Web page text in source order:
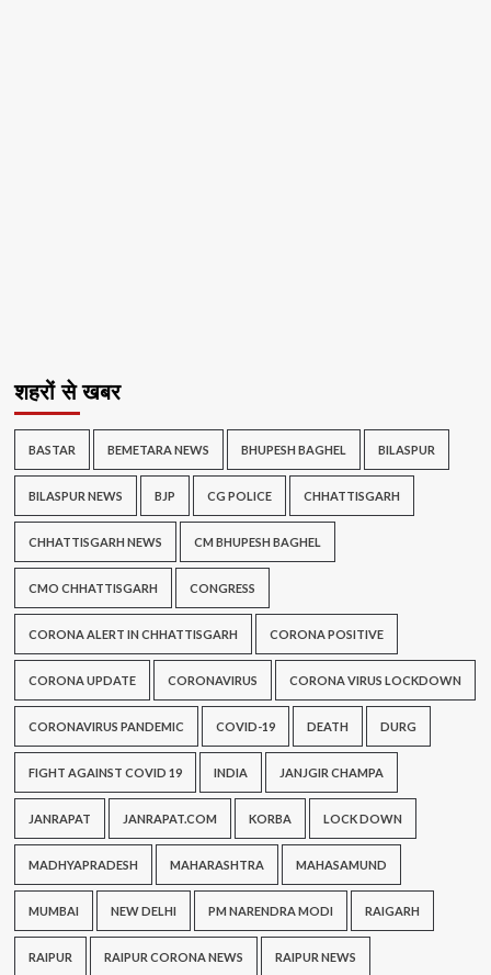
शहरों से खबर
BASTAR BEMETARA NEWS BHUPESH BAGHEL BILASPUR
BILASPUR NEWS BJP CG POLICE CHHATTISGARH
CHHATTISGARH NEWS CM BHUPESH BAGHEL
CMO CHHATTISGARH CONGRESS
CORONA ALERT IN CHHATTISGARH CORONA POSITIVE
CORONA UPDATE CORONAVIRUS CORONA VIRUS LOCKDOWN
CORONAVIRUS PANDEMIC COVID-19 DEATH DURG
FIGHT AGAINST COVID 19 INDIA JANJGIR CHAMPA
JANRAPAT JANRAPAT.COM KORBA LOCK DOWN
MADHYAPRADESH MAHARASHTRA MAHASAMUND
MUMBAI NEW DELHI PM NARENDRA MODI RAIGARH
RAIPUR RAIPUR CORONA NEWS RAIPUR NEWS